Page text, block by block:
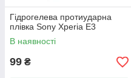
Гідрогелева протиударна
плівка Sony Xperia E3
В наявності
99 ₴